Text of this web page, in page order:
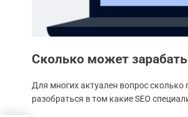
Сколько может
Для многих актуален вопрос
разобраться в том какие SEO